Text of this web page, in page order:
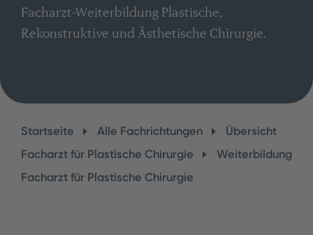
Facharzt-Weiterbildung Plastische,
Rekonstruktive und Ästhetische Chirurgie.
Startseite Alle Fachrichtungen
Übersicht
Facharzt für Plastische Chirurgie
Weiterbildung
Facharzt für Plastische Chirurgie